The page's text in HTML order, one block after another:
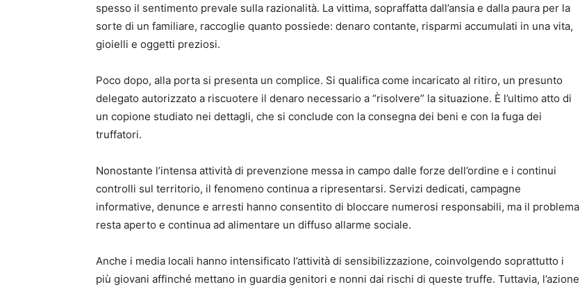
spesso il sentimento prevale sulla razionalità. La vittima, sopraffatta dall’ansia e dalla paura per la
sorte di un familiare, raccoglie quanto possiede: denaro contante, risparmi accumulati in una vita,
gioielli e oggetti preziosi.
Poco dopo, alla porta si presenta un complice. Si qualifica come incaricato al ritiro, un presunto
delegato autorizzato a riscuotere il denaro necessario a “risolvere” la situazione. È l’ultimo atto di
un copione studiato nei dettagli, che si conclude con la consegna dei beni e con la fuga dei
truffatori.
Nonostante l’intensa attività di prevenzione messa in campo dalle forze dell’ordine e i continui
controlli sul territorio, il fenomeno continua a ripresentarsi. Servizi dedicati, campagne
informative, denunce e arresti hanno consentito di bloccare numerosi responsabili, ma il problema
resta aperto e continua ad alimentare un diffuso allarme sociale.
Anche i media locali hanno intensificato l’attività di sensibilizzazione, coinvolgendo soprattutto i
più giovani affinché mettano in guardia genitori e nonni dai rischi di queste truffe. Tuttavia, l’azione